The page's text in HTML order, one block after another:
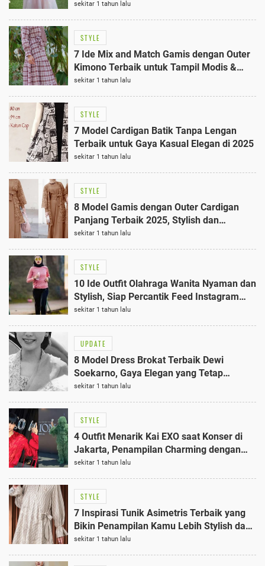
Hitam Terbaik
sekitar 1 tahun lalu
STYLE
7 Ide Mix and Match Gamis dengan Outer
Kimono Terbaik untuk Tampil Modis &
Anggun di Berbagai Acara
sekitar 1 tahun lalu
STYLE
7 Model Cardigan Batik Tanpa Lengan
Terbaik untuk Gaya Kasual Elegan di 2025
sekitar 1 tahun lalu
STYLE
8 Model Gamis dengan Outer Cardigan
Panjang Terbaik 2025, Stylish dan
Nyaman
sekitar 1 tahun lalu
STYLE
10 Ide Outfit Olahraga Wanita Nyaman dan
Stylish, Siap Percantik Feed Instagram
dengan Gaya Kekinian
sekitar 1 tahun lalu
UPDATE
8 Model Dress Brokat Terbaik Dewi
Soekarno, Gaya Elegan yang Tetap
Memukau di Usia 85 Tahun
sekitar 1 tahun lalu
STYLE
4 Outfit Menarik Kai EXO saat Konser di
Jakarta, Penampilan Charming dengan
Sentuhan Lokal
sekitar 1 tahun lalu
STYLE
7 Inspirasi Tunik Asimetris Terbaik yang
Bikin Penampilan Kamu Lebih Stylish dan
Berkelas
sekitar 1 tahun lalu